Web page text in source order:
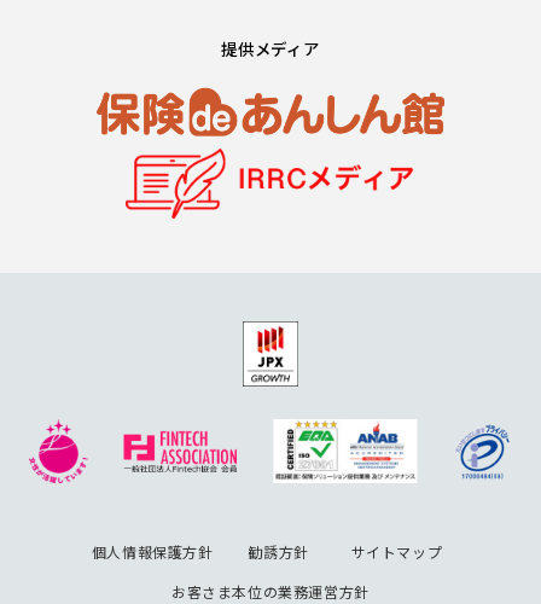
提供メディア
個人情報保護方針 勧誘方針
サイトマップ
お客さま本位の業務運営方針